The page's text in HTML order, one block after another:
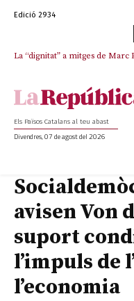
Edició 2934
La “dignitat” a mitges de Marc
Junts exigeix que
Els Països Catalans al teu abast
Divendres, 07 de agost del 2026
avisen Von
suport
l’impuls de
l’economia